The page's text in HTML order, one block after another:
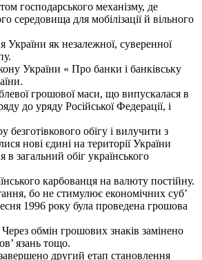
господарського механізму, де
для мобілізації й вільного
як незалежної, суверенної
України « Про банки і банківську
грошової маси, що випускалася в
до уряду Російської Федерації, і
обігу і вилучити з
нові єдині на території України
загальний обіг українського
карбованця на валюту постійну.
бо не стимулює економічних суб’
1996 року була проведена грошова
обмін грошових знаків замінено
язань тощо.
другий етап становлення